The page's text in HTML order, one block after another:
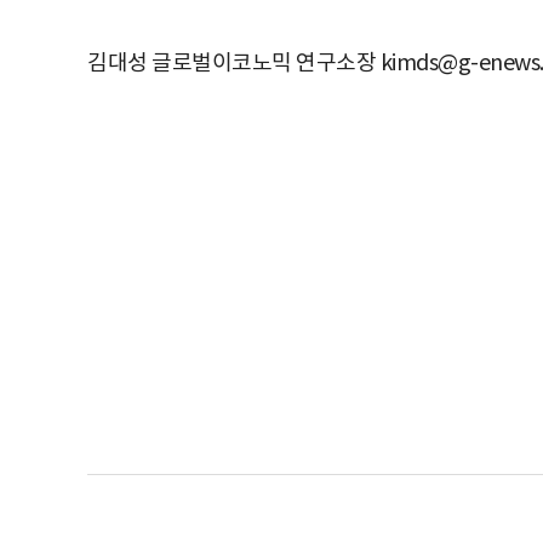
김대성 글로벌이코노믹 연구소장 kimds@g-